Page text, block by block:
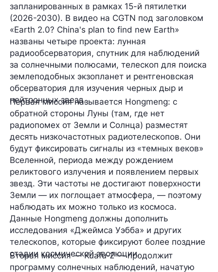
запланированных в рамках 15-й пятилетки
(2026-2030). В видео на CGTN под заголовком
«Earth 2.0? China's plan to find new Earth»
названы четыре проекта: лунная
радиообсерватория, спутник для наблюдений
за солнечными полюсами, телескоп для поиска
землеподобных экзопланет и рентгеновская
обсерватория для изучения черных дыр и
нейтронных звезд.
Первая миссия называется Hongmeng: с
обратной стороны Луны (там, где нет
радиопомех от Земли и Солнца) разместят
десять низкочастотных радиотелескопов. Они
будут фиксировать сигналы из «темных веков»
Вселенной, периода между рождением
реликтового излучения и появлением первых
звезд. Эти частоты не достигают поверхности
Земли — их поглощает атмосфера, — поэтому
наблюдать их можно только из космоса.
Данные Hongmeng должны дополнить
исследования «Джеймса Уэбба» и других
телескопов, которые фиксируют более поздние
стадии космической эволюции.
Вторая миссия —Kuafu‑2— продолжит
программу солнечных наблюдений, начатую